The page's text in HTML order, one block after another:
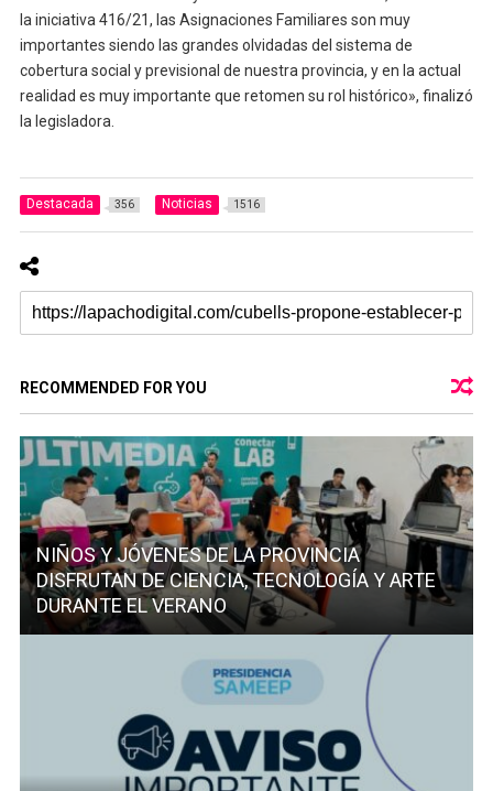
la iniciativa 416/21, las Asignaciones Familiares son muy
importantes siendo las grandes olvidadas del sistema de
cobertura social y previsional de nuestra provincia, y en la actual
realidad es muy importante que retomen su rol histórico», finalizó
la legisladora.
Destacada 356 Noticias 1516
RECOMMENDED FOR YOU
NIÑOS Y JÓVENES DE LA PROVINCIA
DISFRUTAN DE CIENCIA, TECNOLOGÍA Y ARTE
DURANTE EL VERANO